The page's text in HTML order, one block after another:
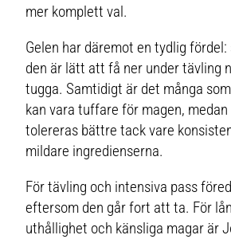
mer komplett val.
Gelen har däremot en tydlig
den är lätt att få ner under tävling
tugga. Samtidigt är det många
kan vara tuffare för magen,
tolereras bättre tack vare
mildare ingredienserna.
För tävling och intensiva pass
eftersom den går fort att ta. För
uthållighet och känsliga magar är